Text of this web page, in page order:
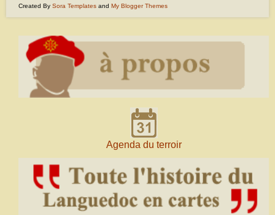
Created By Sora Templates and My Blogger Themes
Agenda du terroir